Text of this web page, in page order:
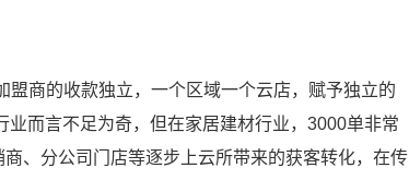
盟商的收款独立，一个区域一个云店，赋予独立的
而言不足为奇，但在家居建材行业，3000单非常
、分公司门店等逐步上云所带来的获客转化，在传